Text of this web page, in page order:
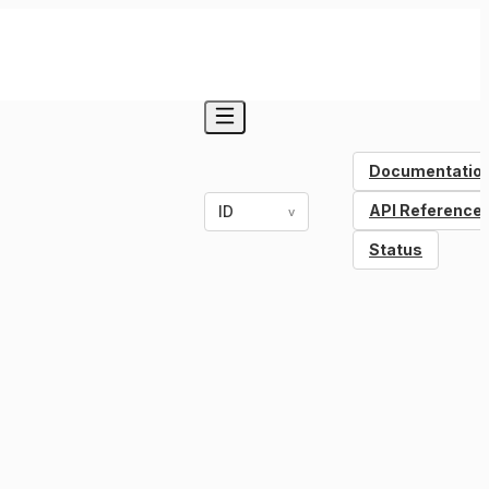
API Reference
Status
ID v